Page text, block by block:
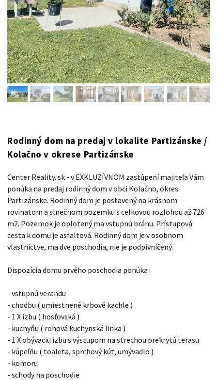
Rodinný dom na predaj v lokalite Partizánske /
Kolačno v okrese Partizánske
Center Reality. sk - v EXKLUZÍVNOM zastúpení majiteľa Vám
ponúka na predaj rodinný dom v obci Kolačno, okres
Partizánske. Rodinný dom je postavený na krásnom
rovinatom a slnečnom pozemku s celkovou rozlohou až 726
m2. Pozemok je oplotený ma vstupnú bránu. Prístupová
cesta k domu je asfaltová. Rodinný dom je v osobnom
vlastníctve, ma dve poschodia, nie je podpivničený.
Dispozícia domu prvého poschodia ponúka :
- vstupnú verandu
- chodbu ( umiestnené krbové kachle )
- 1 X izbu ( hosťovská )
- kuchyňu ( rohová kuchynská linka )
- 1 X obývaciu izbu s výstupom na strechou prekrytú terasu
- kúpeľňu ( toaleta, sprchový kút, umývadlo )
- komoru
- schody na poschodie